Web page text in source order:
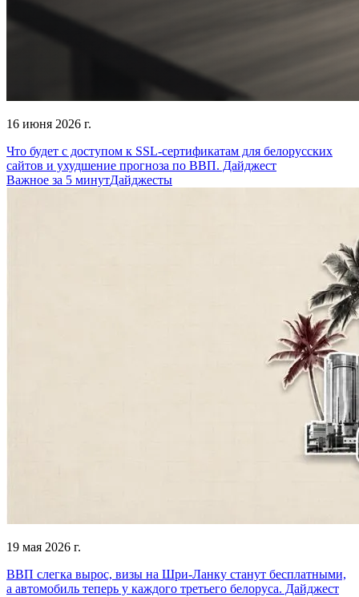
16 июня 2026 г.
Что будет с доступом к SSL-сертификатам для белорусских
сайтов и ухудшение прогноза по ВВП. Дайджест
Важное за 5 минутДайджесты
19 мая 2026 г.
ВВП слегка вырос, визы на Шри-Ланку станут бесплатными,
а автомобиль теперь у каждого третьего белоруса. Дайджест